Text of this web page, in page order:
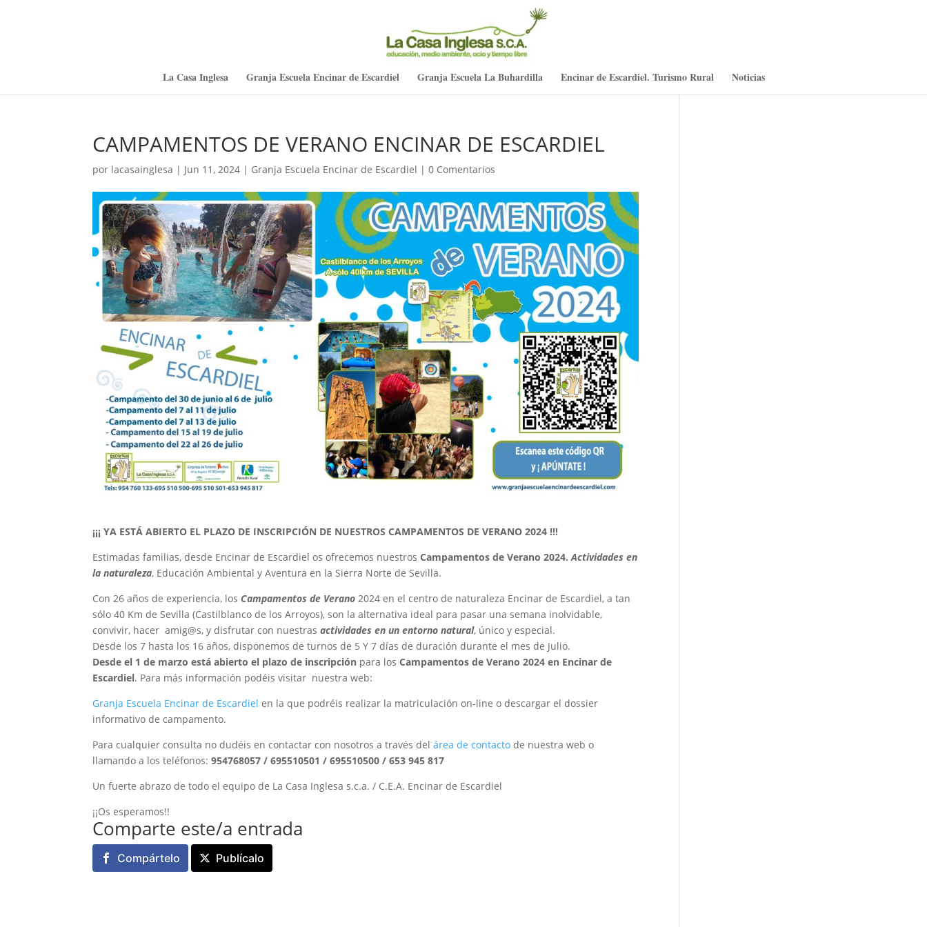
La Casa Inglesa Granja Escuela Encinar de Escardiel Granja Escuela La Buhardilla Encinar de Escardiel. Turismo Rural Noticias
CAMPAMENTOS DE VERANO ENCINAR DE ESCARDIEL
por lacasainglesa | Jun 11, 2024 | Granja Escuela Encinar de Escardiel |0 Comentarios
¡¡¡ YA ESTÁ ABIERTO EL PLAZO DE INSCRIPCIÓN DE NUESTROS CAMPAMENTOS DE VERANO 2024 !!!
Estimadas familias, desde Encinar de Escardiel os ofrecemos nuestrosCampamentos de Verano 2024.Actividades en
la naturaleza, Educación Ambiental y Aventura en la Sierra Norte de Sevilla.
Con 26 años de experiencia, los Campamentos de Verano 2024 en el centro de naturaleza Encinar de Escardiel, a tan
sólo 40 Km de Sevilla (Castilblanco de los Arroyos), son la alternativa ideal para pasar una semana inolvidable,
convivir, hacer amig@s, y disfrutar con nuestrasactividades en un entorno natural, único y especial.
Desde los 7 hasta los 16 años, disponemos de turnos de 5 Y 7 días de duración durante el mes de Julio.
Desde el 1 de marzo está abierto el plazo de inscripción para losCampamentos de Verano 2024 en Encinar de
Escardiel. Para más información podéis visitar nuestra web:
Granja Escuela Encinar de Escardiel en la que podréis realizar la matriculación on-line o descargar el dossier
informativo de campamento.
Para cualquier consulta no dudéis en contactar con nosotros a través delárea de contacto de nuestra web o
llamando a los teléfonos:954768057 / 695510501 / 695510500 / 653 945 817
Un fuerte abrazo de todo el equipo de La Casa Inglesa s.c.a. / C.E.A. Encinar de Escardiel
¡¡Os esperamos!!
Comparte este/a entrada
Compártelo Publícalo